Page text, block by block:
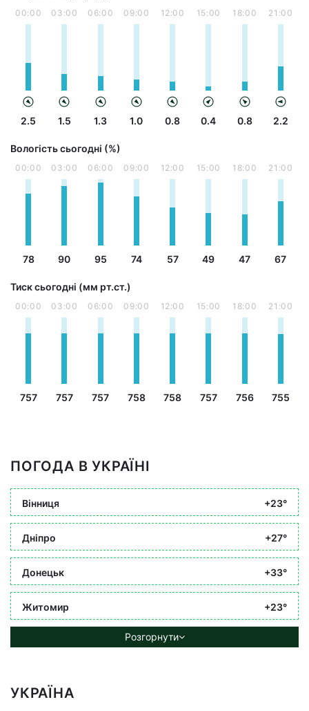
00:00
2.5
03:00
1.5
06:00
1.3
09:00
1.0
12:00
0.8
15:00
0.4
18:00
0.8
21:00
2.2
Вологість сьогодні (%)
00:00
78
03:00
90
06:00
95
09:00
74
12:00
57
15:00
49
18:00
47
21:00
67
Тиск сьогодні (мм рт.ст.)
00:00
757
03:00
757
06:00
757
09:00
758
12:00
758
15:00
757
18:00
756
21:00
755
ПОГОДА В УКРАЇНІ
Вінниця +23°
Дніпро +27°
Донецьк +33°
Житомир +23°
Розгорнути
УКРАЇНА